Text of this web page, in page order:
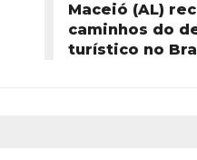
Maceió (AL)
caminhos do
turístico no